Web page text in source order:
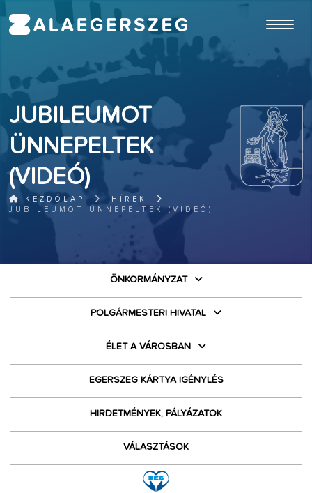
JUBILEUMOT
ÜNNEPELTEK
(VIDEÓ)
KEZDŐLAP
HÍREK
JUBILEUMOT ÜNNEPELTEK (VIDEÓ)
ÖNKORMÁNYZAT
POLGÁRMESTERI HIVATAL
ÉLET A VÁROSBAN
EGERSZEG KÁRTYA IGÉNYLÉS
HIRDETMÉNYEK, PÁLYÁZATOK
VÁLASZTÁSOK